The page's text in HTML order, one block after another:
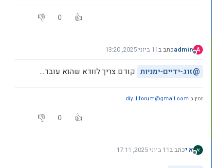
0
A
מנותק
adminכתב ב11 ביוני 2025, 13:20
נערך לאחרונה על ידי
@זוג-ידיים-ימניות קודם צריך לוודא שהוא עובד...
זמין ב diy.il.forum@gmail.com
0
מנותק
א יכתב ב11 ביוני 2025, 17:11
נערך לאחרונה על ידי